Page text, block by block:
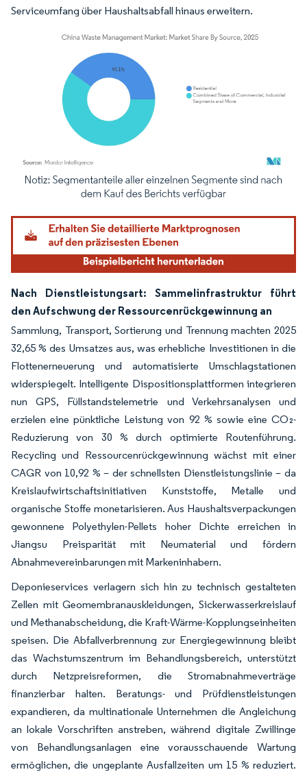
Serviceumfang über Haushaltsabfall hinaus erweitern.
Bild © Mordor Intelligence. Wiederverwendung erfordert Namensnennung
Nach Dienstleistungsart: Sammelinfrastruktur führt
den Aufschwung der Ressourcenrückgewinnung an
Sammlung, Transport, Sortierung und Trennung machten 2025
32,65 % des Umsatzes aus, was erhebliche Investitionen in die
Flottenerneuerung und automatisierte Umschlagstationen
widerspiegelt. Intelligente Dispositionsplattformen integrieren
nun GPS, Füllstandstelemetrie und Verkehrsanalysen und
erzielen eine pünktliche Leistung von 92 % sowie eine CO₂-
Reduzierung von 30 % durch optimierte Routenführung.
Recycling und Ressourcenrückgewinnung wächst mit einer
CAGR von 10,92 % – der schnellsten Dienstleistungslinie – da
Kreislaufwirtschaftsinitiativen Kunststoffe, Metalle und
organische Stoffe monetarisieren. Aus Haushaltsverpackungen
gewonnene Polyethylen-Pellets hoher Dichte erreichen in
Jiangsu Preisparität mit Neumaterial und fördern
Abnahmevereinbarungen mit Markeninhabern.
Deponieservices verlagern sich hin zu technisch gestalteten
Zellen mit Geomembranauskleidungen, Sickerwasserkreislauf
und Methanabscheidung, die Kraft-Wärme-Kopplungseinheiten
speisen. Die Abfallverbrennung zur Energiegewinnung bleibt
das Wachstumszentrum im Behandlungsbereich, unterstützt
durch Netzpreisreformen, die Stromabnahmeverträge
finanzierbar halten. Beratungs- und Prüfdienstleistungen
expandieren, da multinationale Unternehmen die Angleichung
an lokale Vorschriften anstreben, während digitale Zwillinge
von Behandlungsanlagen eine vorausschauende Wartung
ermöglichen, die ungeplante Ausfallzeiten um 15 % reduziert.